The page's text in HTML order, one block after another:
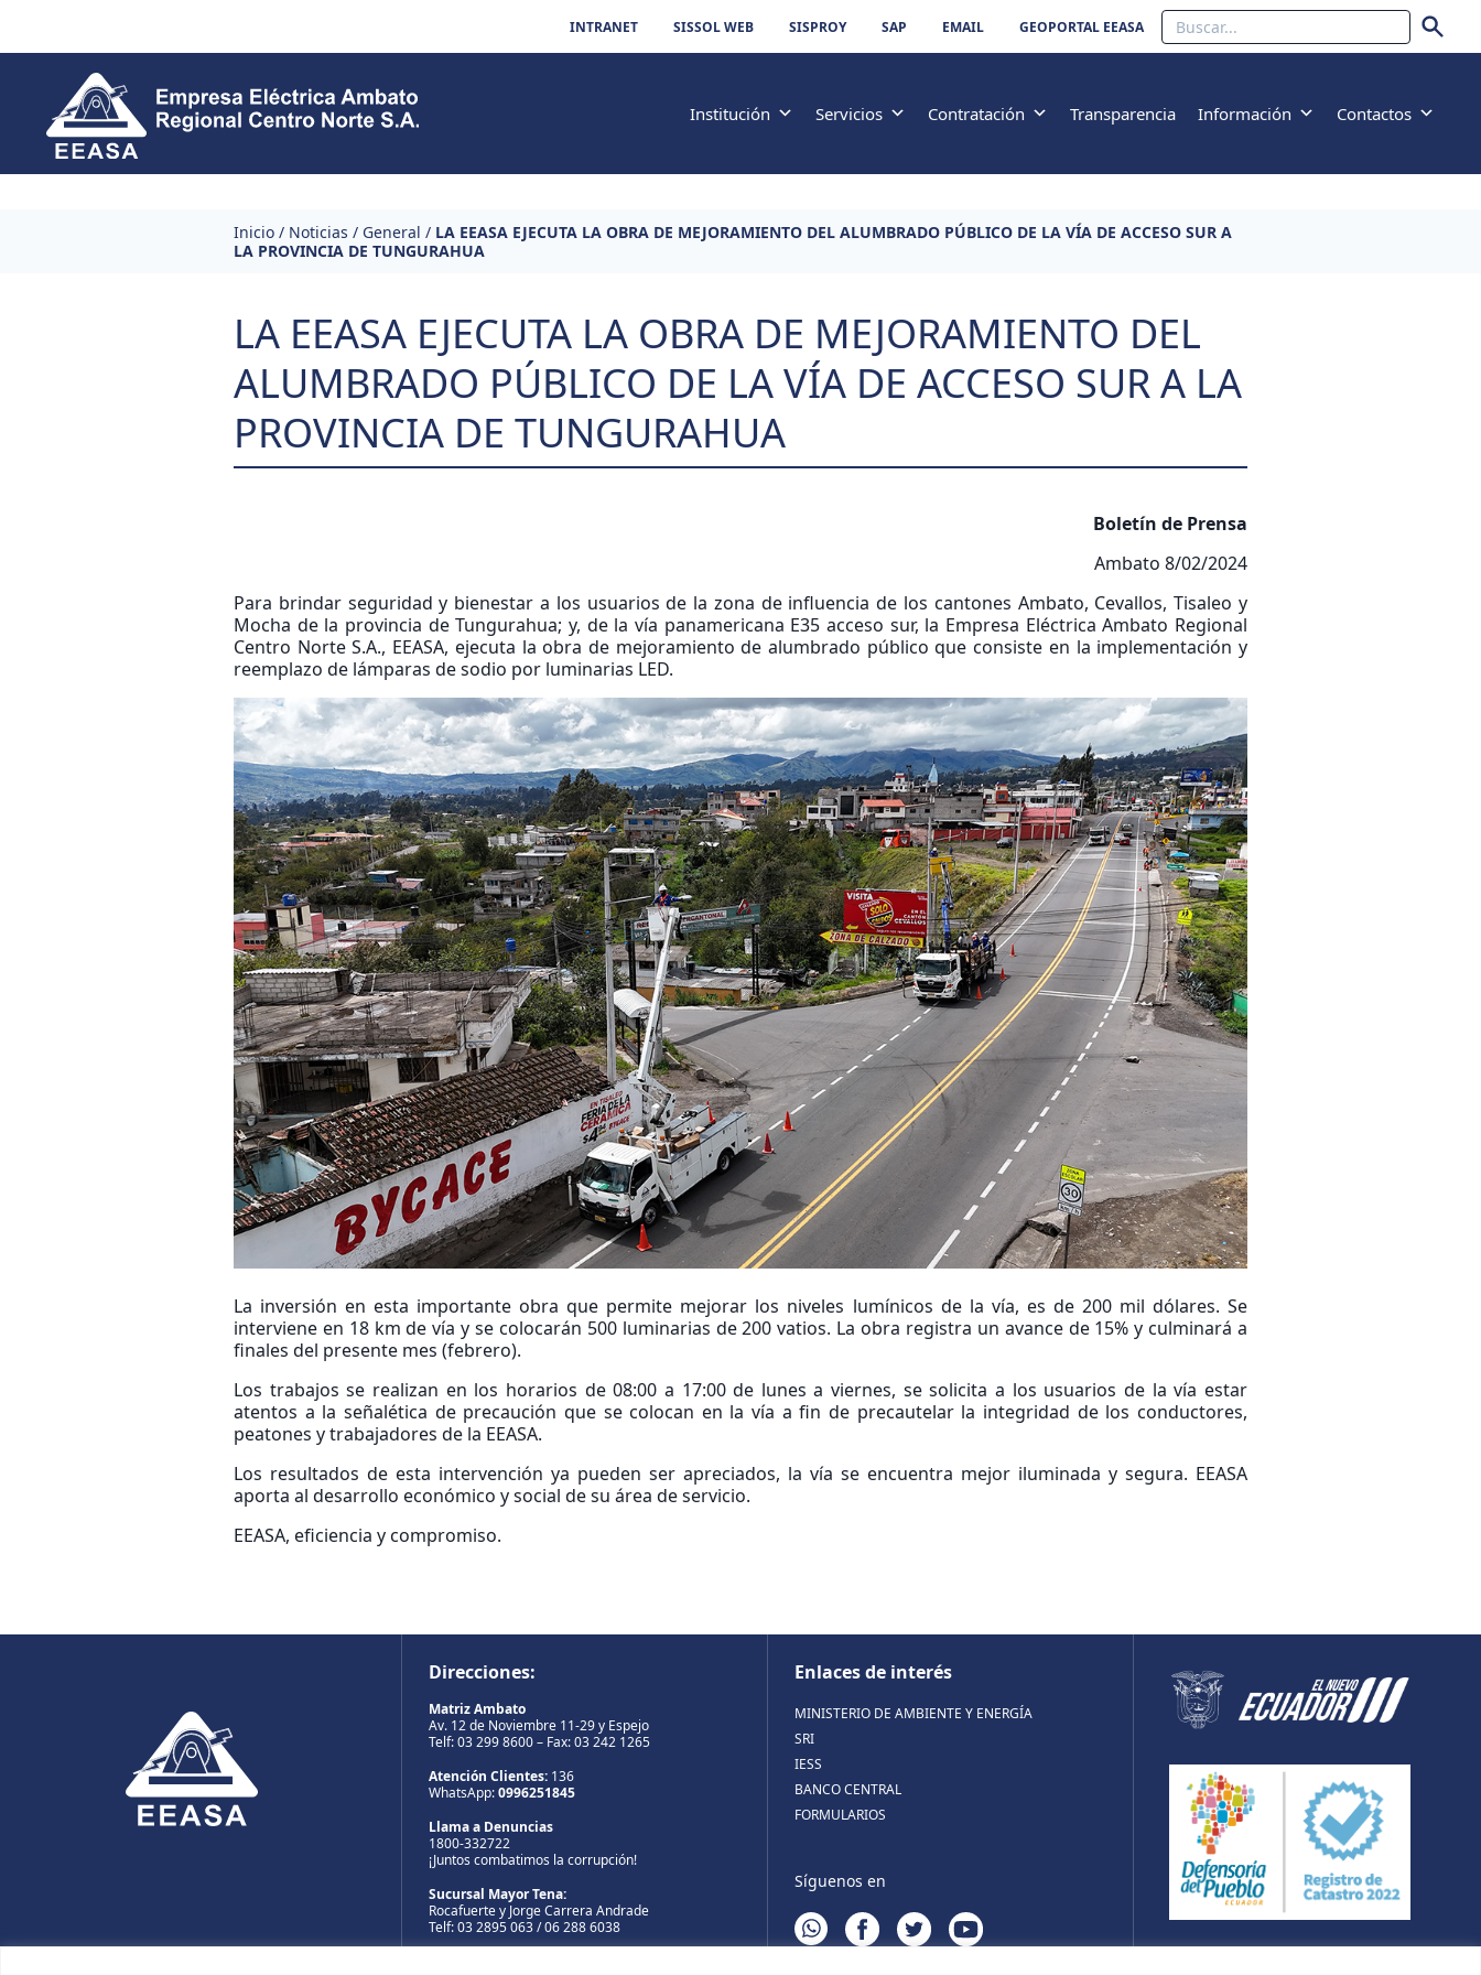
INTRANET SISSOL WEB SISPROY SAP EMAIL GEOPORTAL EEASA Buscar
Institución Servicios Contratación Transparencia Información Contactos
Inicio / Noticias / General / LA EEASA EJECUTA LA OBRA DE MEJORAMIENTO DEL ALUMBRADO PÚBLICO DE LA VÍA DE ACCESO SUR A
LA PROVINCIA DE TUNGURAHUA
LA EEASA EJECUTA LA OBRA DE MEJORAMIENTO DEL
ALUMBRADO PÚBLICO DE LA VÍA DE ACCESO SUR A LA
PROVINCIA DE TUNGURAHUA
Boletín de Prensa
Ambato 8/02/2024
Para brindar seguridad y bienestar a los usuarios de la zona de influencia de los cantones Ambato, Cevallos, Tisaleo y
Mocha de la provincia de Tungurahua; y, de la vía panamericana E35 acceso sur, la Empresa Eléctrica Ambato Regional
Centro Norte S.A., EEASA, ejecuta la obra de mejoramiento de alumbrado público que consiste en la implementación y
reemplazo de lámparas de sodio por luminarias LED.
La inversión en esta importante obra que permite mejorar los niveles lumínicos de la vía, es de 200 mil dólares. Se
interviene en 18 km de vía y se colocarán 500 luminarias de 200 vatios. La obra registra un avance de 15% y culminará a
finales del presente mes (febrero).
Los trabajos se realizan en los horarios de 08:00 a 17:00 de lunes a viernes, se solicita a los usuarios de la vía estar
atentos a la señalética de precaución que se colocan en la vía a fin de precautelar la integridad de los conductores,
peatones y trabajadores de la EEASA.
Los resultados de esta intervención ya pueden ser apreciados, la vía se encuentra mejor iluminada y segura. EEASA
aporta al desarrollo económico y social de su área de servicio.
EEASA, eficiencia y compromiso.
Direcciones:
Matriz Ambato
Av. 12 de Noviembre 11-29 y Espejo
Telf: 03 299 8600 – Fax: 03 242 1265
Atención Clientes: 136
WhatsApp:0996251845
Llama a Denuncias
1800-332722
¡Juntos combatimos la corrupción!
Sucursal Mayor Tena:
Rocafuerte y Jorge Carrera Andrade
Telf: 03 2895 063 / 06 288 6038
Enlaces de interés
MINISTERIO DE AMBIENTE Y ENERGÍA
SRI
IESS
BANCO CENTRAL
FORMULARIOS
Síguenos en
WHATSAPPFACEBOOKTWITTERYOUTUBE